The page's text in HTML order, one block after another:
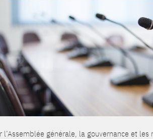
générale, la gouvernance et